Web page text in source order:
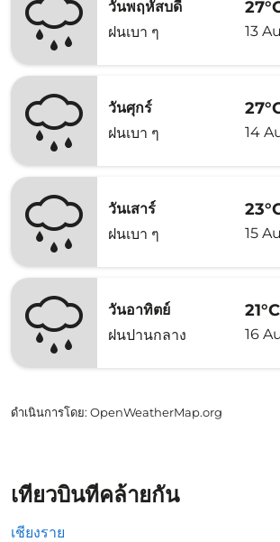
วันพฤหัสบดี
ฝนเบา ๆ
13
วันศุกร์
ฝนเบา ๆ
14
วันเสาร์
ฝนเบา ๆ
15
วันอาทิตย์
ฝนปานกลาง
21°C
16
ดำเนินการโดย: OpenWeatherMap.org
เที่ยวบินที่คล้ายกัน
เชียงราย